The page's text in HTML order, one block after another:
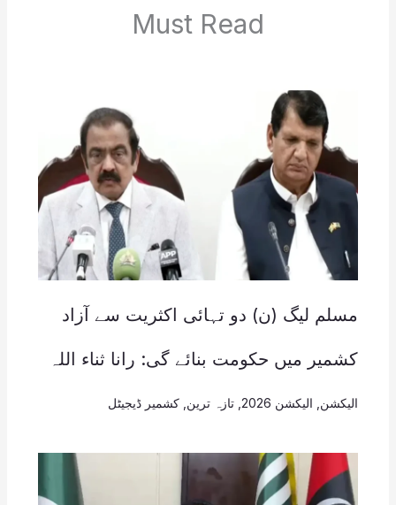
Must Read
مسلم لیگ (ن) دو تہائی اکثریت سے آزاد
کشمیر میں حکومت بنائے گی: رانا ثناء اللہ
الیکشن الیکشن 2026 , تازہ ترین کشمیر ڈیجیٹل